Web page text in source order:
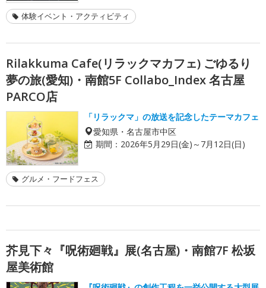
体験イベント・アクティビティ
Rilakkuma Cafe(リラックマカフェ) ごゆるり
夢の旅(愛知)・南館5F Collabo_Index 名古屋
PARCO店
「リラックマ」の放送を記念したテーマカフェ
愛知県・名古屋市中区
期間： 2026年5月29日(金)～7月12日(日)
グルメ・フードフェス
芥見下々『呪術廻戦』展(名古屋)・南館7F 松坂
屋美術館